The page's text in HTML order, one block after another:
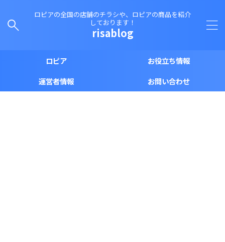
ロピアの全国の店舗のチラシや、ロピアの商品を紹介
しております！
risablog
ロピア
お役立ち情報
運営者情報
お問い合わせ